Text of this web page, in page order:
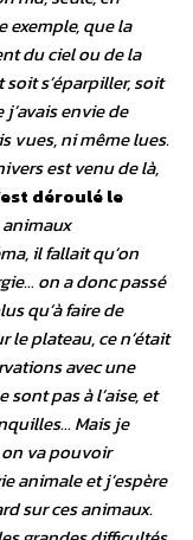
exemple, que la
du ciel ou de la
s’éparpiller, soit
j’avais envie de
vues, ni même lues.
est venu de là,
déroulé le
il fallait qu’on
on a donc passé
qu’à faire de
le plateau, ce n’était
avec une
pas à l’aise, et
Mais je
on va pouvoir
animale et j’espère
sur ces animaux.